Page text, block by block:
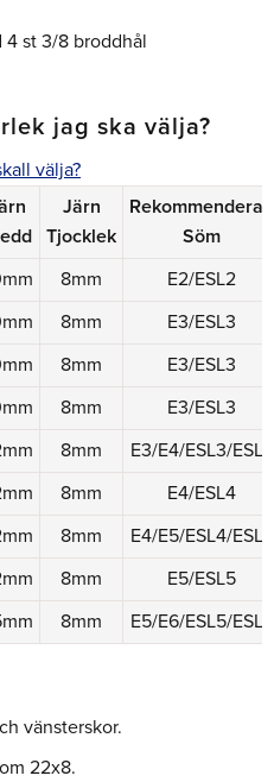
4 st 3/8 broddhål
jag ska välja?
välja?
Järn
Tjocklek
Rekommenderad
Söm
8mm
E2/ESL2
8mm
E3/ESL3
8mm
E3/ESL3
8mm
E3/ESL3
8mm
E3/E4/ESL3/ESL4
8mm
E4/ESL4
8mm
E4/E5/ESL4/ESL5
8mm
E5/ESL5
8mm E5/E6/ESL5/ESL6
vänsterskor.
22x8.